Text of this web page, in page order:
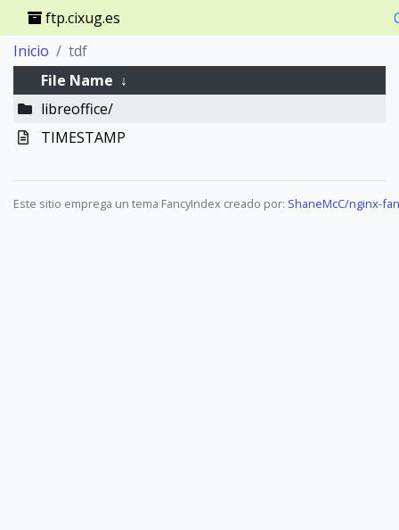
ftp.cixug.es
Inicio
tdf
File Name ↓
libreoffice/
TIMESTAMP
Este sitio emprega un tema FancyIndex creado por: ShaneMcC/nginx-